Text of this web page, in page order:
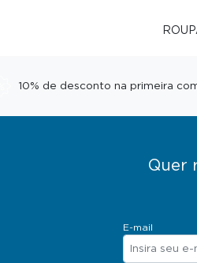
10% de desconto na primeira
Quer
E-mail